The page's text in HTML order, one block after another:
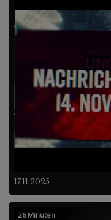
17.11.2025
26 Minuten